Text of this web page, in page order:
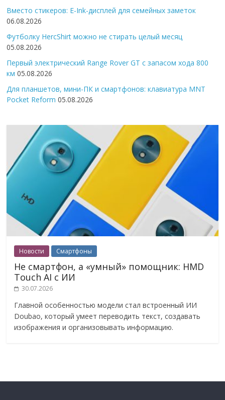
Вместо стикеров: E-Ink-дисплей для семейных заметок
06.08.2026
Футболку HercShirt можно не стирать целый месяц
05.08.2026
Первый электрический Range Rover GT с запасом хода 800
км 05.08.2026
Для планшетов, мини-ПК и смартфонов: клавиатура MNT
Pocket Reform 05.08.2026
Новости Смартфоны
Не смартфон, а «умный» помощник: HMD
Touch AI с ИИ
30.07.2026
Главной особенностью модели стал встроенный ИИ
Doubao, который умеет переводить текст, создавать
изображения и организовывать информацию.